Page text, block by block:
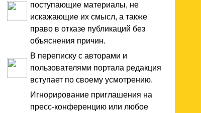
поступающие материалы, не
искажающие их смысл, а также
право в отказе публикаций без
объяснения причин.
В переписку с авторами и
пользователями портала редакция
вступает по своему усмотрению.
Игнорирование приглашения на
пресс-конференцию или любое